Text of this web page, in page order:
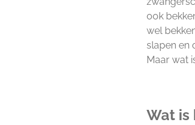
ook
wel
slapen en
Maar wat
Wat is